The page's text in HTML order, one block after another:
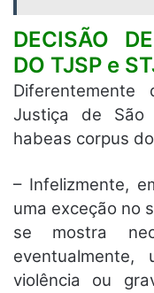
DECISÃO
DO TJSP e
Justiça de
habeas corpus
– Infelizmente,
uma exceção no
se mostra
violência ou